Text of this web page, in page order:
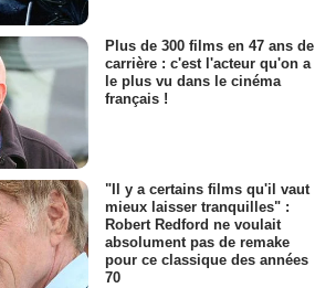
Plus de 300 films en 47 ans de
carrière : c'est l'acteur qu'on a
le plus vu dans le cinéma
français !
"Il y a certains films qu'il vaut
mieux laisser tranquilles" :
Robert Redford ne voulait
absolument pas de remake
pour ce classique des années
70